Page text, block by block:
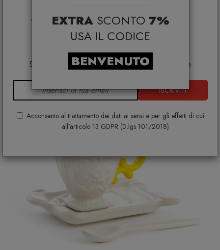
*Coupon non cumulabile con altre promo e non
applicabile su:
Smeg, Bontempi Casa, Samsonite, BBB Italia,
Franke, Gufram, Memphis, Plust, Gervasoni,
Samsung, Faber, Dunavox, Zafferano, VG, Slide
ISCRIVITI
Acconsento al trattamento dei dati ai sensi e per gli effetti di cui
all'articolo 13 GDPR (D.lgs 101/2018)
EXTRA SCONTO 7%
USA IL CODICE
BENVENUTO